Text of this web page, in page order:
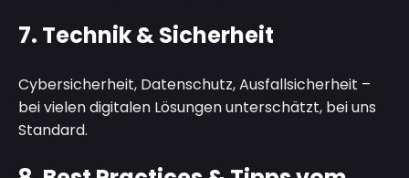
7. Technik & Sicherheit
Cybersicherheit, Datenschutz, Ausfallsicherheit –
bei vielen digitalen Lösungen unterschätzt, bei uns
Standard.